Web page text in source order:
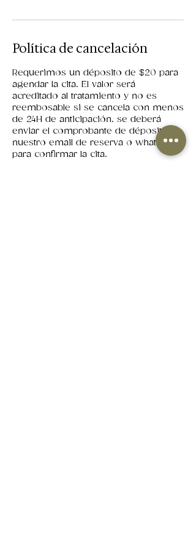
Política de cancelación
Requerimos un déposito de $20 para
agendar la cita. El valor será
acreditado al tratamiento y no es
reembosable si se cancela con menos
de 24H de anticipación. se deberá
enviar el comprobante de déposito a
nuestro email de reserva o whatsapp
para confirmar la cita.